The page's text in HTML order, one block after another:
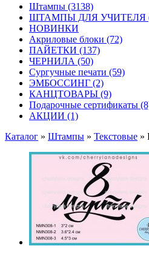
Штампы (3138)
ШТАМПЫ ДЛЯ УЧИТЕЛЯ
НОВИНКИ
Акриловые блоки (72)
ПАЙЕТКИ (137)
ЧЕРНИЛА (50)
Сургучные печати (59)
ЭМБОССИНГ (2)
КАНЦТОВАРЫ (9)
Подарочные сертификаты
АКЦИИ (1)
Каталог » Штампы » Текстовые »